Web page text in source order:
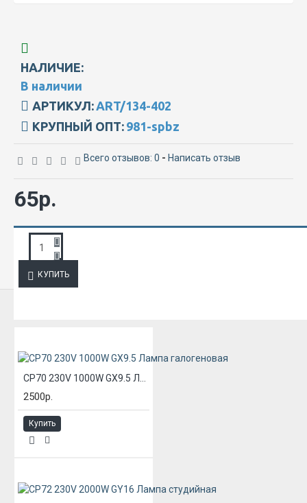
НАЛИЧИЕ:
В наличии
АРТИКУЛ: ART/134-402
КРУПНЫЙ ОПТ: 981-spbz
Всего отзывов: 0 - Написать отзыв
65р.
КУПИТЬ
2500р.
Купить